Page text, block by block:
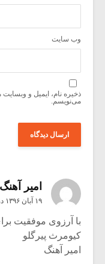
وب‌ سایت
ذخیره نام، ایمیل و
می‌نویسم.
امیر آهنگ
۱۹ آبان ۱۳۹۶ در ۱۱:۰۱ ب٫ظ
با آرزوی موفقیت
کیومرث پیرگلو
امیر آهنگ